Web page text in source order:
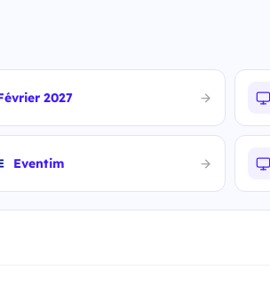
2027
Eventim